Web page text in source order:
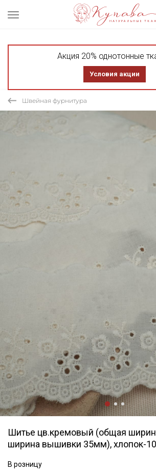
Акция 20% однотонные
Условия акции
Швейная фурнитура
Шитье цв.кремовый (общая
ширина вышивки 35мм), хлопок-
В розницу